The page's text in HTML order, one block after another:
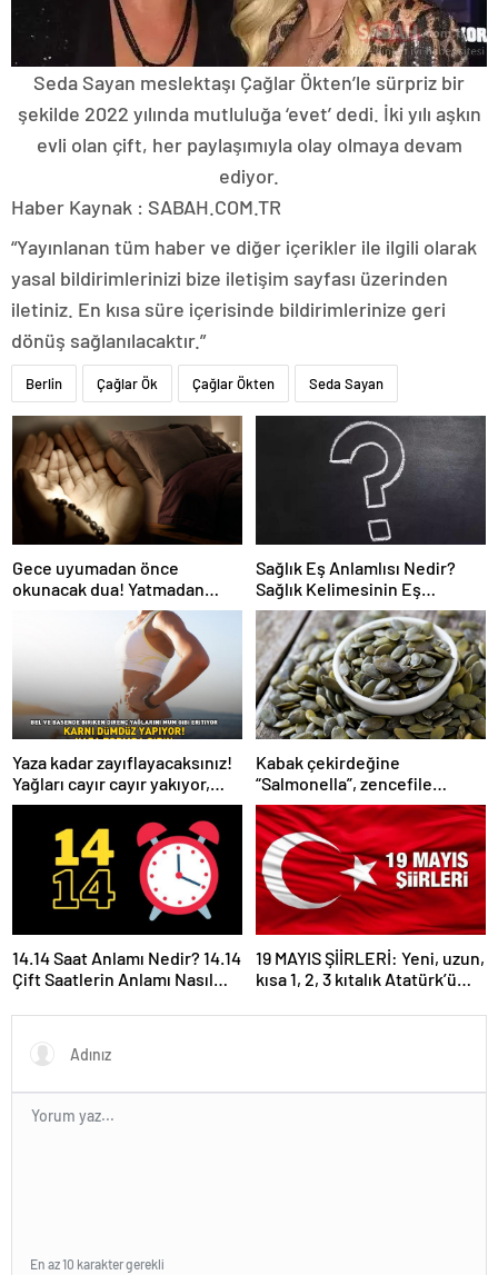
Seda Sayan meslektaşı Çağlar Ökten’le sürpriz bir
şekilde 2022 yılında mutluluğa ‘evet’ dedi. İki yılı aşkın
evli olan çift, her paylaşımıyla olay olmaya devam
ediyor.
Haber Kaynak : SABAH.COM.TR
“Yayınlanan tüm haber ve diğer içerikler ile ilgili olarak
yasal bildirimlerinizi bize iletişim sayfası üzerinden
iletiniz. En kısa süre içerisinde bildirimlerinize geri
dönüş sağlanılacaktır.”
Berlin Çağlar Ök Çağlar Ökten Seda Sayan
Gece uyumadan önce
okunacak dua! Yatmadan
önce okunacak dualar!
Uyumak için hangi dua?
Sağlık Eş Anlamlısı Nedir?
Sağlık Kelimesinin Eş
Anlamlıları Nelerdir?
Yaza kadar zayıflayacaksınız!
Yağları cayır cayır yakıyor,
karnı dümdüz yapıyor! Diyet
kabak çorbası tarifi ve püf
noktaları!
Kabak çekirdeğine
“Salmonella”, zencefile
“Bacillus cereus” nasıl
bulaşıyor?
14.14 Saat Anlamı Nedir? 14.14
Çift Saatlerin Anlamı Nasıl
19 MAYIS ŞİİRLERİ: Yeni, uzun,
kısa 1, 2, 3 kıtalık Atatürk’ü
Bayramı şiirleri…
En az 10 karakter gerekli